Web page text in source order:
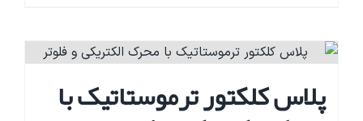
پلاس کلکتور ترموستاتیک با